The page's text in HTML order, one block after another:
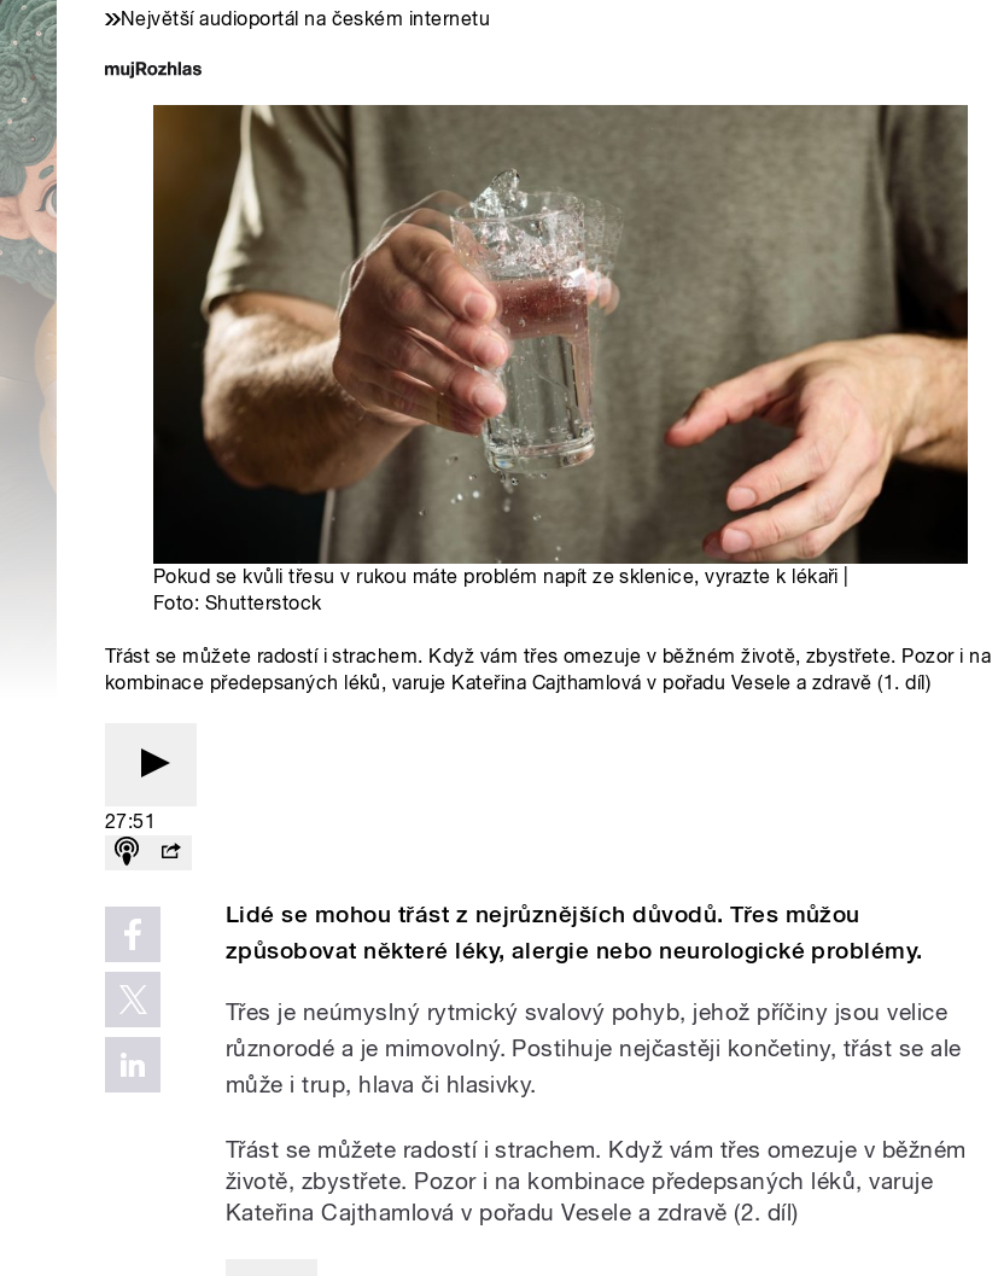
Největší audioportál na českém internetu
Pokud se kvůli třesu v rukou máte problém napít ze sklenice, vyrazte k lékaři |
Foto: Shutterstock
Třást se můžete radostí i strachem. Když vám třes omezuje v běžném životě, zbystřete. Pozor i na
kombinace předepsaných léků, varuje Kateřina Cajthamlová v pořadu Vesele a zdravě (1. díl)
27:51
Lidé se mohou třást z nejrůznějších důvodů. Třes můžou
způsobovat některé léky, alergie nebo neurologické problémy.
Třes je neúmyslný rytmický svalový pohyb, jehož příčiny jsou velice
různorodé a je mimovolný. Postihuje nejčastěji končetiny, třást se ale
může i trup, hlava či hlasivky.
Třást se můžete radostí i strachem. Když vám třes omezuje v běžném
životě, zbystřete. Pozor i na kombinace předepsaných léků, varuje
Kateřina Cajthamlová v pořadu Vesele a zdravě (2. díl)